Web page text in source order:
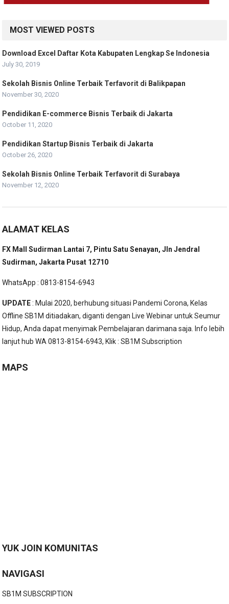
MOST VIEWED POSTS
Download Excel Daftar Kota Kabupaten Lengkap Se Indonesia
July 30, 2019
Sekolah Bisnis Online Terbaik Terfavorit di Balikpapan
November 30, 2020
Pendidikan E-commerce Bisnis Terbaik di Jakarta
October 11, 2020
Pendidikan Startup Bisnis Terbaik di Jakarta
October 26, 2020
Sekolah Bisnis Online Terbaik Terfavorit di Surabaya
November 12, 2020
ALAMAT KELAS
FX Mall Sudirman Lantai 7, Pintu Satu Senayan, Jln Jendral
Sudirman, Jakarta Pusat 12710
WhatsApp : 0813-8154-6943
UPDATE: Mulai 2020, berhubung situasi Pandemi Corona, Kelas
Offline SB1M ditiadakan, diganti dengan Live Webinar untuk Seumur
Hidup, Anda dapat menyimak Pembelajaran darimana saja. Info lebih
lanjut hub WA 0813-8154-6943, Klik :SB1M Subscription
MAPS
YUK JOIN KOMUNITAS
NAVIGASI
SB1M SUBSCRIPTION